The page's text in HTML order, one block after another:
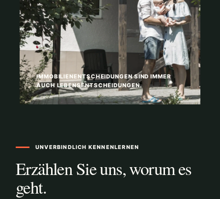
IMMOBILIENENTSCHEIDUNGEN SIND IMMER
AUCH LEBENSENTSCHEIDUNGEN.
UNVERBINDLICH KENNENLERNEN
Erzählen Sie uns, worum es
geht.